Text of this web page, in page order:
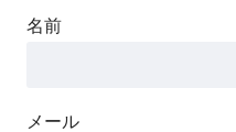
名前
メール